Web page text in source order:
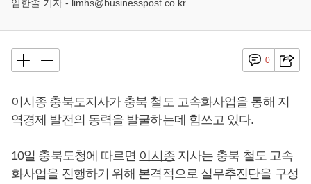
임한솔 기자 - limhs@businesspost.co.kr
0
이시종 충북도지사가 충북 철도 고속화사업을 통해 지
역경제 발전의 동력을 발굴하는데 힘쓰고 있다.
10일 충북도청에 따르면 이시종지사는 충북 철도 고속
화사업을 진행하기 위해 본격적으로 실무추진단을 구성